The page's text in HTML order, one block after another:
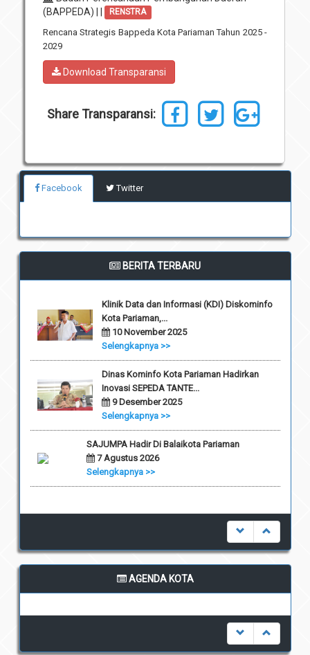
Unit Pelaksana Teknis (UPT)
Infografis
Penghargaan
(BAPPEDA) | |
RENSTRA
Rencana Strategis Bappeda Kota Pariaman Tahun 2025 -
2029
Download Transparansi
Share Transparansi:
Facebook Twitter
BERITA TERBARU
Klinik Data dan Informasi (KDI) Diskominfo
Kota Pariaman,...
10 November 2025
Selengkapnya >>
Dinas Kominfo Kota Pariaman Hadirkan
Inovasi SEPEDA TANTE...
9 Desember 2025
Selengkapnya >>
SAJUMPA Hadir Di Balaikota Pariaman
7 Agustus 2026
Selengkapnya >>
AGENDA KOTA